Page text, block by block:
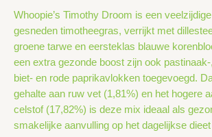
Whoopie’s Timothy Droom is een
gesneden timotheegras, verrijkt met
groene tarwe en eersteklas blauwe
een extra gezonde boost zijn ook
biet- en rode paprikavlokken toegevoegd.
gehalte aan ruw vet (1,81%) en het hogere
celstof (17,82%) is deze mix ideaal als
smakelijke aanvulling op het dagelijkse